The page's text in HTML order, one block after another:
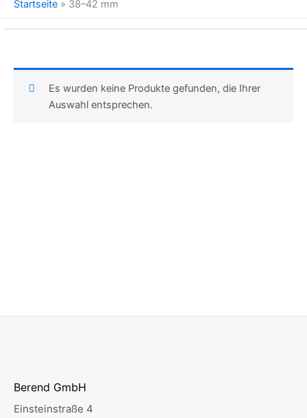
Startseite » 38–42 mm
Es wurden keine Produkte gefunden, die Ihrer
Auswahl entsprechen.
Berend GmbH
Einsteinstraße 4